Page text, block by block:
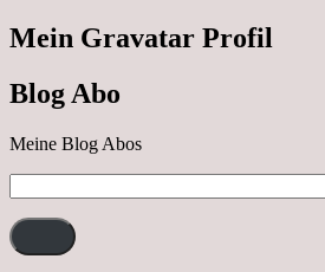
Mein Gravatar Profil
Blog Abo
Meine Blog Abos
Mail-
Adresse: